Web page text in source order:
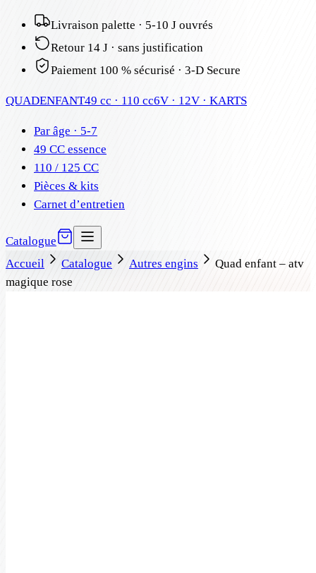
Livraison palette · 5-10 J ouvrés
Retour 14 J · sans justification
Paiement 100 % sécurisé · 3-D Secure
QUADENFANT49 cc · 110 cc6V · 12V · KARTS
Par âge · 5-7
49 CC essence
110 / 125 CC
Pièces & kits
Carnet d’entretien
Catalogue
Accueil
Catalogue Autres engins
Quad enfant – atv
magique rose